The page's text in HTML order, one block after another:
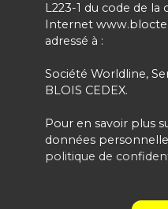
L223-1 du code de
Internet
adressé à :
Société Worldline,
BLOIS CEDEX.
Pour en savoir plus
données
politique de